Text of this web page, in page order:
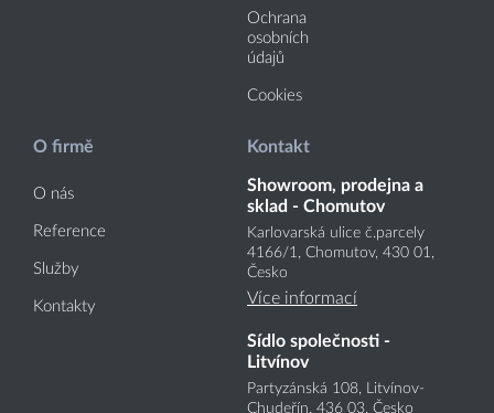
Ochrana
osobních
údajů
Cookies
O firmě
O nás
Reference
Služby
Kontakty
Kontakt
Showroom, prodejna a
sklad - Chomutov
Karlovarská ulice č.parcely
4166/1, Chomutov, 430 01,
Česko
Více informací
Sídlo společnosti -
Litvínov
Partyzánská 108, Litvínov-
Chudeřín, 436 03, Česko